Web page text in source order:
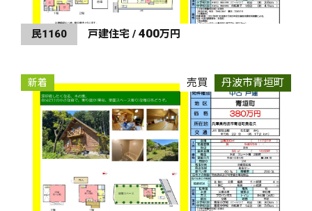
民1160 戸建住宅 / 400万円
新着 売買 丹波市青垣町